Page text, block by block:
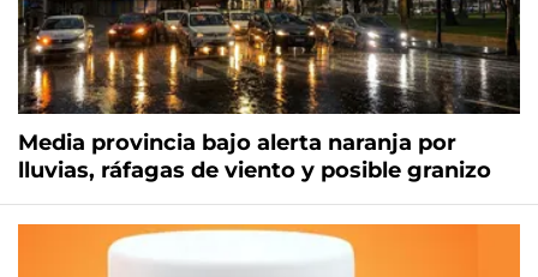
Media provincia bajo alerta naranja por
lluvias, ráfagas de viento y posible granizo